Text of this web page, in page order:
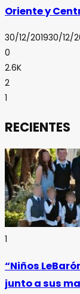
Oriente y
30/12/201930/12/
0
2.6K
2
1
RECIENTES
1
“Niños
junto a sus